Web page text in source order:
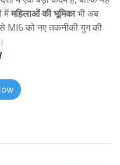
मेंमहिलाओं की भूमिकाभी अब
MI6 को नए तकनीकी युग की